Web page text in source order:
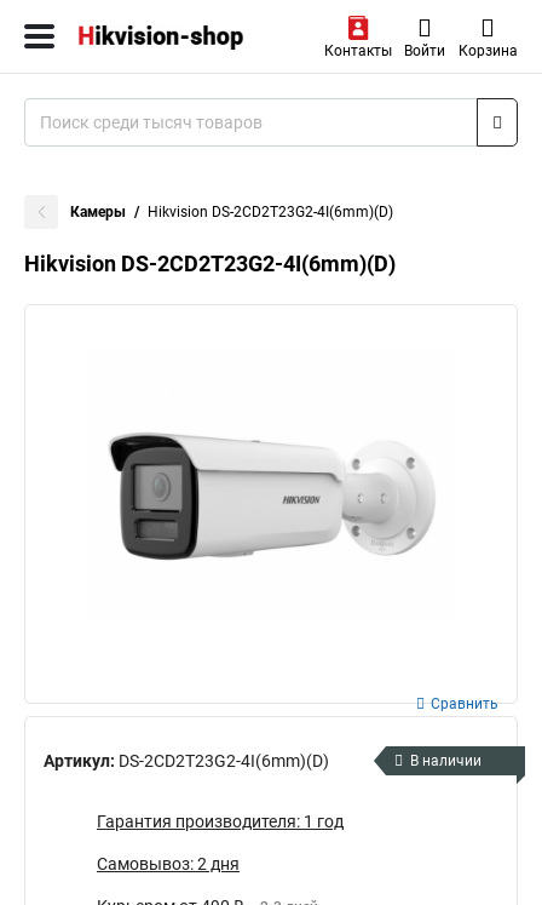
Контакты Войти Корзина
Камеры Hikvision DS-2CD2T23G2-4I(6mm)(D)
Hikvision DS-2CD2T23G2-4I(6mm)(D)
Артикул: DS-2CD2T23G2-4I(6mm)(D)
Сравнить
В наличии
Гарантия производителя: 1 год
Самовывоз: 2 дня